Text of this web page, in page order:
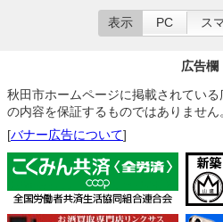
表示 PC ス
広告欄
秋田市ホームページに掲載されてい
の内容を保証するものではありません
[バナー広告について]